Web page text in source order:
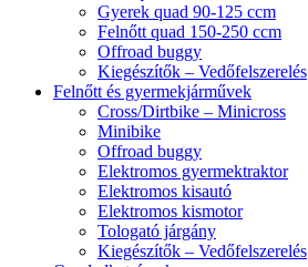
Gyerek quad 90-125 ccm
Felnőtt quad 150-250 ccm
Offroad buggy
Kiegészítők – Vedőfelszerelés
Felnőtt és gyermekjárművek
Cross/Dirtbike – Minicross
Minibike
Offroad buggy
Elektromos gyermektraktor
Elektromos kisautó
Elektromos kismotor
Tologató járgány
Kiegészítők – Vedőfelszerelés